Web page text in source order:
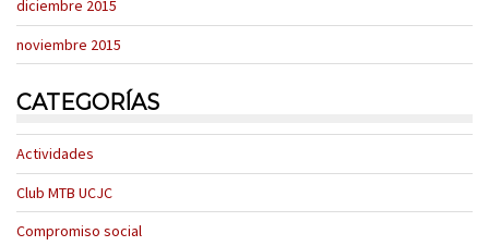
diciembre 2015
noviembre 2015
CATEGORÍAS
Actividades
Club MTB UCJC
Compromiso social